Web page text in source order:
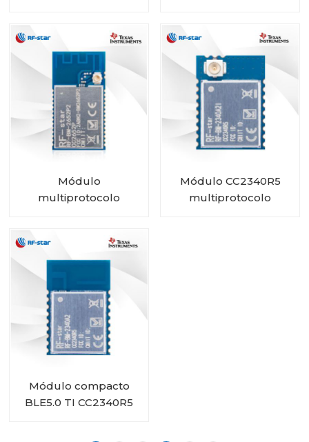
Módulo
multiprotocolo
Módulo CC2340R5
multiprotocolo
Módulo compacto
BLE5.0 TI CC2340R5